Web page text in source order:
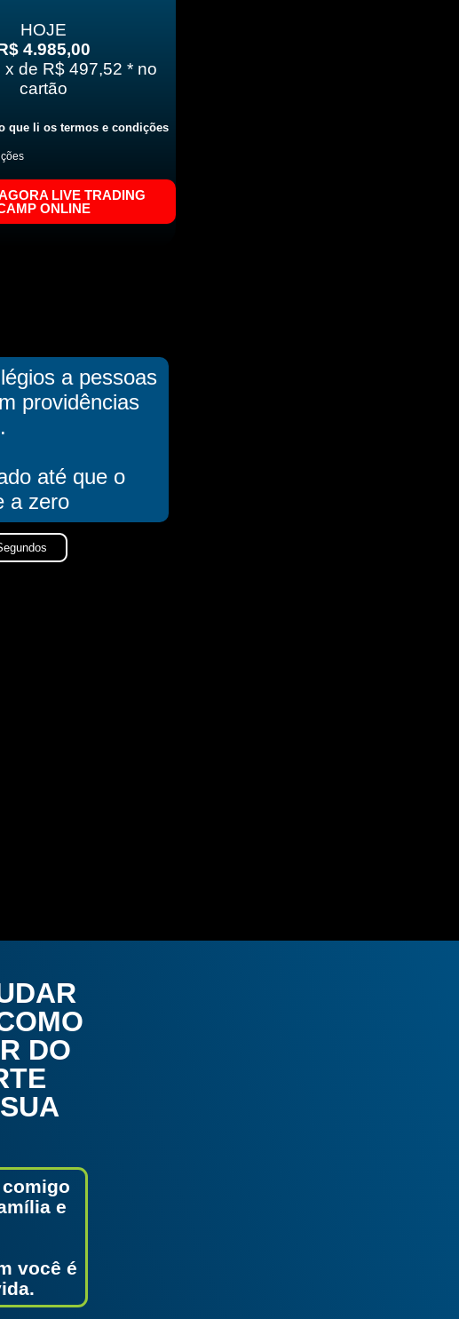
HOJE
4.985,00
x de R$ 497,52 * no
cartão
que li os termos e condições
LIVE TRADING
ONLINE
a pessoas
providências
até que o
a zero
DO
e
você é